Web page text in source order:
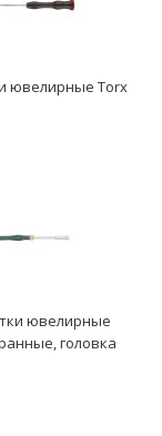
ювелирные Torx
ювелирные
головка